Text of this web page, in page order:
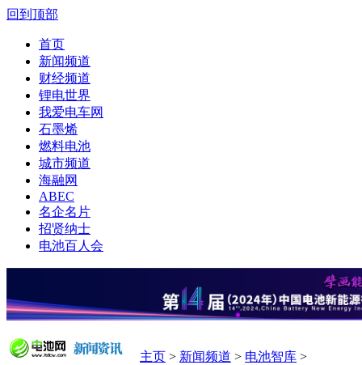
回到顶部
首页
新闻频道
财经频道
锂电世界
我爱电车网
石墨烯
燃料电池
城市频道
海融网
ABEC
名企名片
招贤纳士
电池百人会
主页 > 新闻频道 > 电池智库 >